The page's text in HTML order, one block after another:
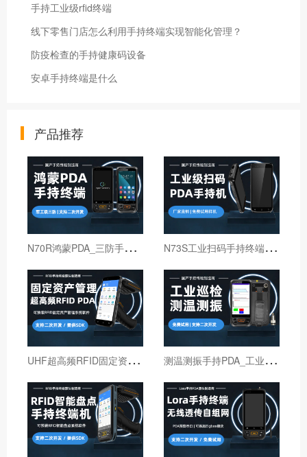
手持工业级rfid终端
线下零售门店怎么利用手持终端实现智能化管理？
防疫检查的手持健康码设备
安卓手持终端是什么
产品推荐
N
70R鸿蒙PDA_三防手持PDA终端_国产鸿蒙手持终端 N
73S工业扫码手持终端｜6寸仓库出入库PDA扫码枪
U
HF超高频RFID固定资产管理手持终端机 测
温测振手持PDA_工业巡检手持终端机_红外线测温PDA